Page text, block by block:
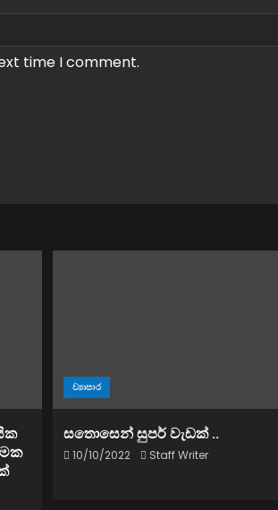
time I comment.
ව්‍යාපාර
සතොසෙන් සුපර් වැඩක් ..
10/10/2022 Staff Writer